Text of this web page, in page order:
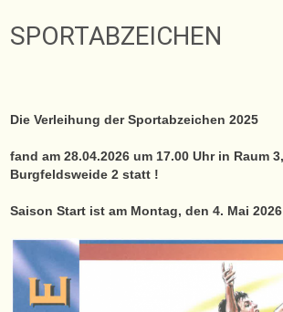
SPORTABZEICHEN
Die Verleihung der Sportabzeichen 2025
fand am 28.04.2026 um 17.00 Uhr in Raum
Burgfeldsweide 2 statt !
Saison Start ist am Montag, den 4. Mai 2026